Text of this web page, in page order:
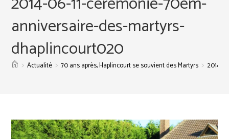
anniversaire-des-martyrs-
dhaplincourt020
> Actualité > 70 ans après, Haplincourt se souvient des Martyrs > 2014-